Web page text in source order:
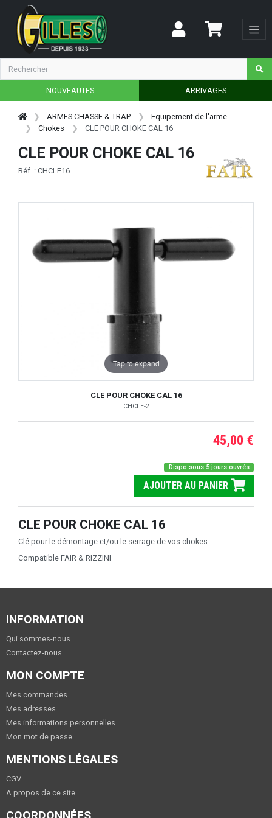
NOUVEAUTES ARRIVAGES
ARMES CHASSE & TRAP
Equipement de l'arme
Chokes
CLE POUR CHOKE CAL 16
CLE POUR CHOKE CAL 16
Réf. : CHCLE16
Tap to expand
CLE POUR CHOKE CAL 16
CHCLE-2
45,00 €
Dispo sous 5 jours ouvrés
AJOUTER AU PANIER
CLE POUR CHOKE CAL 16
Clé pour le démontage et/ou le serrage de vos chokes
Compatible FAIR & RIZZINI
INFORMATION
Qui sommes-nous
Contactez-nous
MON COMPTE
Mes commandes
Mes adresses
Mes informations personnelles
Mon mot de passe
MENTIONS LÉGALES
CGV
A propos de ce site
COORDONNÉES